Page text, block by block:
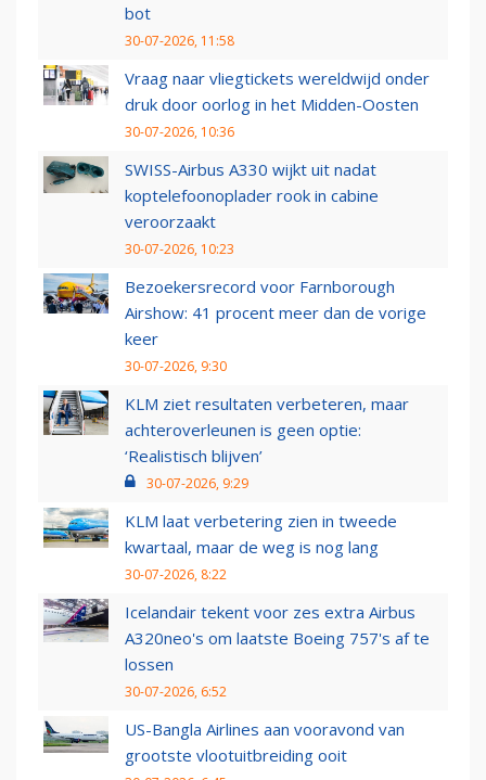
bot
30-07-2026, 11:58
Vraag naar vliegtickets wereldwijd onder
druk door oorlog in het Midden-Oosten
30-07-2026, 10:36
SWISS-Airbus A330 wijkt uit nadat
koptelefoonoplader rook in cabine
veroorzaakt
30-07-2026, 10:23
Bezoekersrecord voor Farnborough
Airshow: 41 procent meer dan de vorige
keer
30-07-2026, 9:30
KLM ziet resultaten verbeteren, maar
achteroverleunen is geen optie:
‘Realistisch blijven’
30-07-2026, 9:29
KLM laat verbetering zien in tweede
kwartaal, maar de weg is nog lang
30-07-2026, 8:22
Icelandair tekent voor zes extra Airbus
A320neo's om laatste Boeing 757's af te
lossen
30-07-2026, 6:52
US-Bangla Airlines aan vooravond van
grootste vlootuitbreiding ooit